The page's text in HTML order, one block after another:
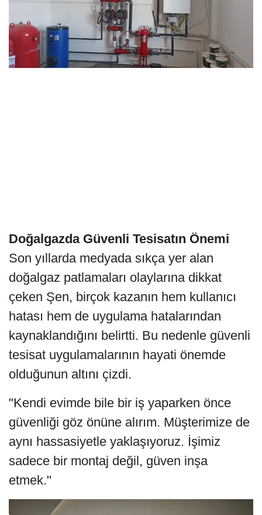
Doğalgazda Güvenli Tesisatın Önemi
Son yıllarda medyada sıkça yer alan
doğalgaz patlamaları olaylarına dikkat
çeken Şen, birçok kazanın hem kullanıcı
hatası hem de uygulama hatalarından
kaynaklandığını belirtti. Bu nedenle güvenli
tesisat uygulamalarının hayati önemde
olduğunun altını çizdi.
"Kendi evimde bile bir iş yaparken önce
güvenliği göz önüne alırım. Müşterimize de
aynı hassasiyetle yaklaşıyoruz. İşimiz
sadece bir montaj değil, güven inşa
etmek."